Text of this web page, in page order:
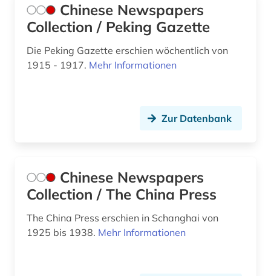
the washington post (2)
tourismus (1)
trainingswissenschaft (6)
unternehmen (2)
verletzung (1)
vernachlässigung (1)
Chinese Newspapers
Collection / Peking Gazette
Die Peking Gazette erschien wöchentlich von
1915 - 1917. Mehr Informationen
Zur Datenbank
Chinese Newspapers
Collection / The China Press
The China Press erschien in Schanghai von
1925 bis 1938. Mehr Informationen